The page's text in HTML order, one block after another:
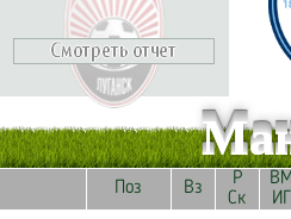
Поз Вз
Р
Ск
ИГ